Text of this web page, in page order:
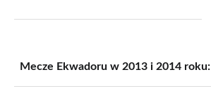
Mecze Ekwadoru w 2013 i 2014 roku: